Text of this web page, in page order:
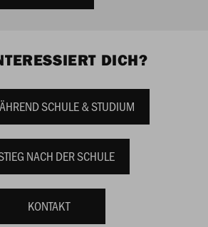
DICH?
SCHULE & STUDIUM
NACH DER SCHULE
KONTAKT